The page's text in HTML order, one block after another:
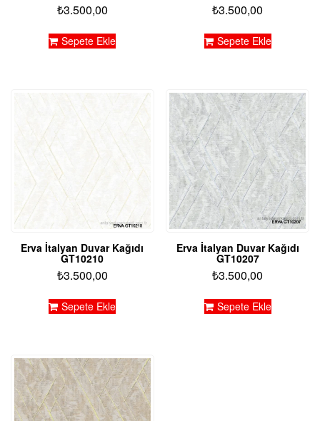
₺3.500,00
Sepete Ekle
₺3.500,00
Sepete Ekle
Erva İtalyan Duvar Kağıdı
GT10210
₺3.500,00
Sepete Ekle
Erva İtalyan Duvar Kağıdı
GT10207
₺3.500,00
Sepete Ekle